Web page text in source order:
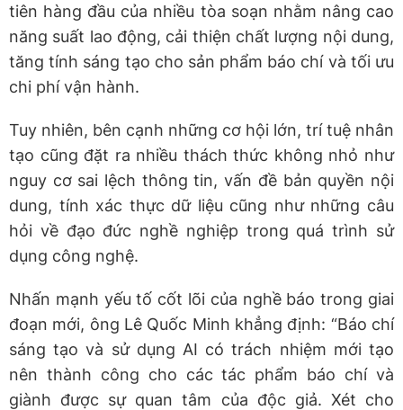
tiên hàng đầu của nhiều tòa soạn nhằm nâng cao
năng suất lao động, cải thiện chất lượng nội dung,
tăng tính sáng tạo cho sản phẩm báo chí và tối ưu
chi phí vận hành.
Tuy nhiên, bên cạnh những cơ hội lớn, trí tuệ nhân
tạo cũng đặt ra nhiều thách thức không nhỏ như
nguy cơ sai lệch thông tin, vấn đề bản quyền nội
dung, tính xác thực dữ liệu cũng như những câu
hỏi về đạo đức nghề nghiệp trong quá trình sử
dụng công nghệ.
Nhấn mạnh yếu tố cốt lõi của nghề báo trong giai
đoạn mới, ông Lê Quốc Minh khẳng định: “Báo chí
sáng tạo và sử dụng AI có trách nhiệm mới tạo
nên thành công cho các tác phẩm báo chí và
giành được sự quan tâm của độc giả. Xét cho